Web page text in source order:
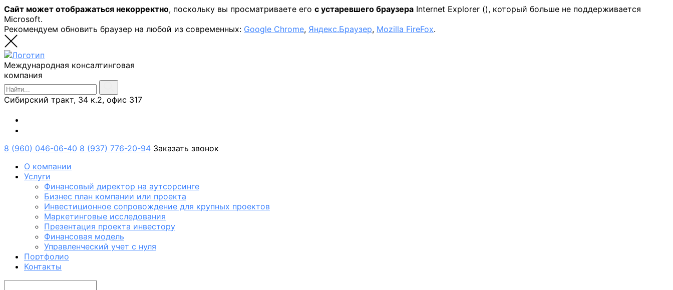
Сайт может отображаться некорректно, поскольку вы просматриваете его с устаревшего браузера Internet Explorer (), который больше не поддерживается
Microsoft.
Рекомендуем обновить браузер на любой из современных: Google Chrome, Яндекс.Браузер, Mozilla FireFox.
Международная консалтинговая
компания
Сибирский тракт, 34 к.2, офис 317
8 (960) 046-06-40 8 (937) 776-20-94 Заказать звонок
О компании
Услуги
Финансовый директор на аутсорсинге
Бизнес план компании или проекта
Инвестиционное сопровождение для крупных проектов
Маркетинговые исследования
Презентация проекта инвестору
Финансовая модель
Управленческий учет с нуля
Портфолио
Контакты